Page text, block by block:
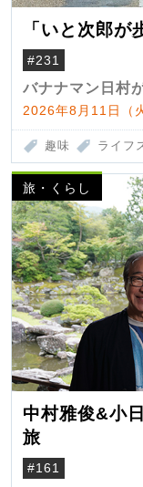
「いと次郎
#231
バナナマン日村
2026年8月11日（
趣味 ライフ
旅・くらし
中村雅俊&小
旅
#161